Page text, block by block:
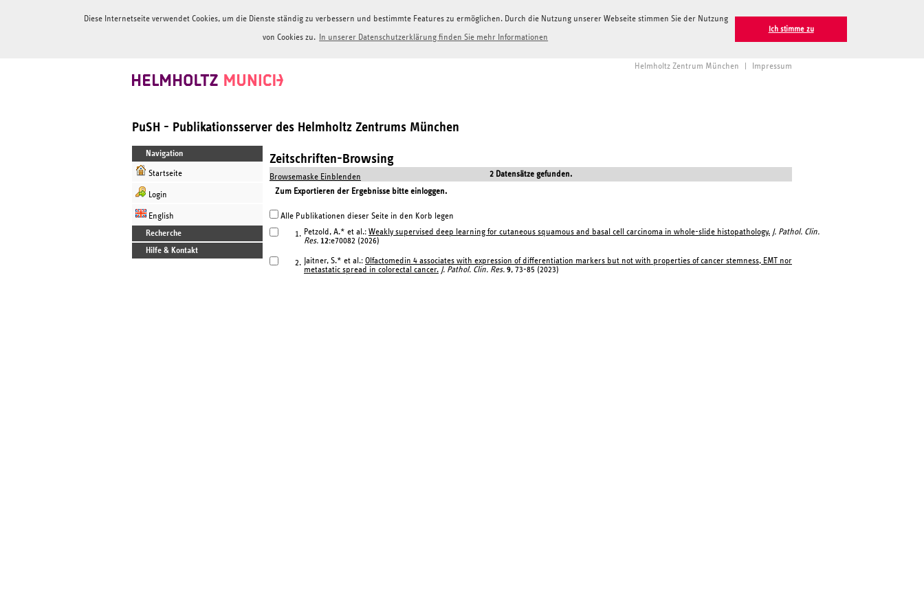
Diese Internetseite verwendet Cookies, um die Dienste ständig zu verbessern und bestimmte Features zu ermöglichen. Durch die Nutzung unserer Webseite stimmen Sie der Nutzung
von Cookies zu. In unserer Datenschutzerklärung finden Sie mehr Informationen
Ich stimme zu
Helmholtz Zentrum München Impressum
PuSH - Publikationsserver des Helmholtz Zentrums München
Navigation
Startseite
Login
English
Recherche
Hilfe & Kontakt
Zeitschriften-Browsing
Browsemaske Einblenden
2 Datensätze gefunden.
Zum Exportieren der Ergebnisse bitte einloggen.
Alle Publikationen dieser Seite in den Korb legen
1. Petzold, A.* et al.: Weakly supervised deep learning for cutaneous squamous and basal cell carcinoma in whole-slide histopathology. J. Pathol. Clin.
Res. 12:e70082 (2026)
2. Jaitner, S.* et al.: Olfactomedin 4 associates with expression of differentiation markers but not with properties of cancer stemness, EMT nor
metastatic spread in colorectal cancer. J. Pathol. Clin. Res. 9, 73-85 (2023)